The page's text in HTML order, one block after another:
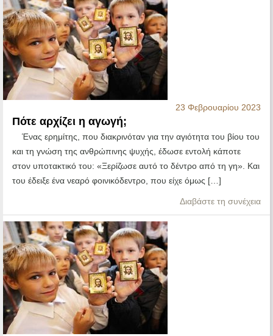
23 Φεβρουαρίου 2023
Πότε αρχίζει η αγωγή;
Ένας ερημίτης, που διακρινόταν για την αγιότητα του βίου του
και τη γνώση της ανθρώπινης ψυχής, έδωσε εντολή κάποτε
στον υποτακτικό του: «Ξερίζωσε αυτό το δέντρο από τη γη». Και
του έδειξε ένα νεαρό φοινικόδεντρο, που είχε όμως […]
Διαβάστε τη συνέχεια